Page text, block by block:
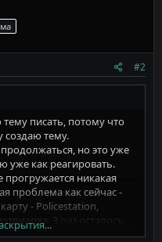
#2
писать, потому что
тему.
но это уже
уже как реагировать.
прогружается никакая
проблема как сейчас -
- Policestation,
3 раз осталось
и 20 минут, чтобы